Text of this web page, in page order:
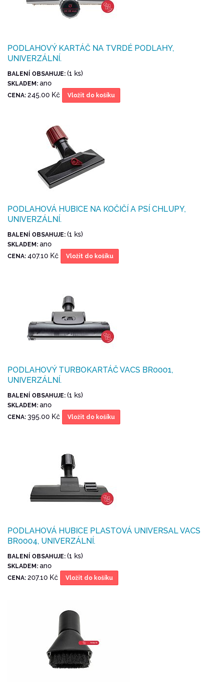
PODLAHOVÝ KARTÁČ NA TVRDÉ PODLAHY,
UNIVERZÁLNÍ.
BALENÍ OBSAHUJE: (1 ks)
SKLADEM: ano
CENA: 245.00 Kč Vložit do košíku
PODLAHOVÁ HUBICE NA KOČIČÍ A PSÍ CHLUPY,
UNIVERZÁLNÍ.
BALENÍ OBSAHUJE: (1 ks)
SKLADEM: ano
CENA: 407.10 Kč Vložit do košíku
PODLAHOVÝ TURBOKARTÁČ VACS BR0001,
UNIVERZÁLNÍ.
BALENÍ OBSAHUJE: (1 ks)
SKLADEM: ano
CENA: 395.00 Kč Vložit do košíku
PODLAHOVÁ HUBICE PLASTOVÁ UNIVERSAL VACS
BR0004, UNIVERZÁLNÍ.
BALENÍ OBSAHUJE: (1 ks)
SKLADEM: ano
CENA: 207.10 Kč Vložit do košíku